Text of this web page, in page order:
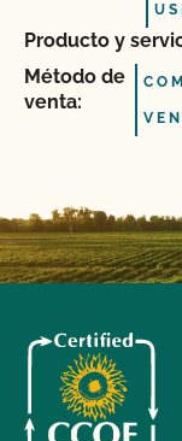
Producto y
Método de
venta: